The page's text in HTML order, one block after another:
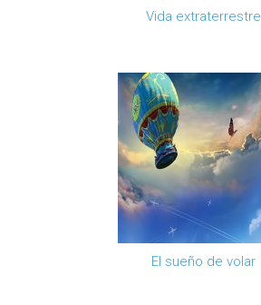
Vida extraterrestre
El sueño de volar